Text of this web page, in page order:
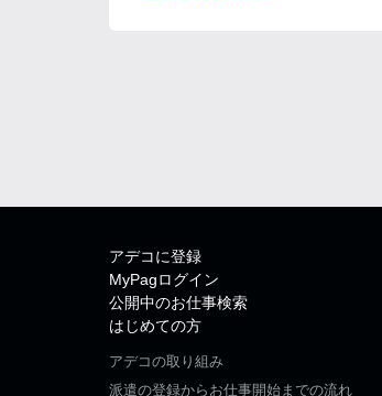
アデコに登録
MyPagログイン
公開中のお仕事検索
はじめての方
アデコの取り組み
派遣の登録からお仕事開始までの流れ